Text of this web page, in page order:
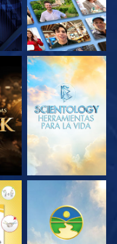
EXPLORA LAS
SERIES
VE